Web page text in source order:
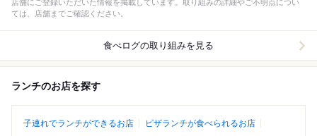
店舗にご登録いただいた情報を掲載しています。取り組みの詳細やご不明点につい
ては、店舗までご確認ください。
食べログの取り組みを見る
ランチのお店を探す
子連れでランチができるお店
ピザランチが食べられるお店